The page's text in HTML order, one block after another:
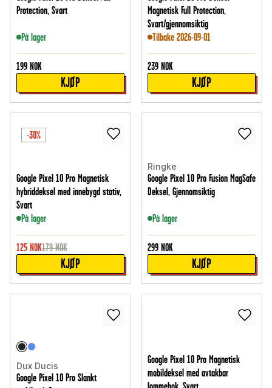
Protection, Svart
På lager
199 NOK
KJØP
Magnetisk Full Protection,
Svart/gjennomsiktig
Tilbake 2026-09-01
239 NOK
KJØP
-30%
Google Pixel 10 Pro Magnetisk
hybriddeksel med innebygd stativ,
Svart
På lager
125 NOK179 NOK
KJØP
Ringke
Google Pixel 10 Pro Fusion MagSafe
Deksel, Gjennomsiktig
På lager
299 NOK
KJØP
Dux Ducis
Google Pixel 10 Pro Slankt
Google Pixel 10 Pro Magnetisk
mobildeksel med avtakbar